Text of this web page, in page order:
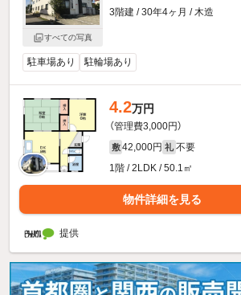
すべての写真
3階建 / 30年4ヶ月 / 木造
駐車場あり 駐輪場あり
4.2万円
（管理費3,000円）
敷 42,000円 礼 不要
1階 / 2LDK / 50.1㎡
物件詳細を見る
提供